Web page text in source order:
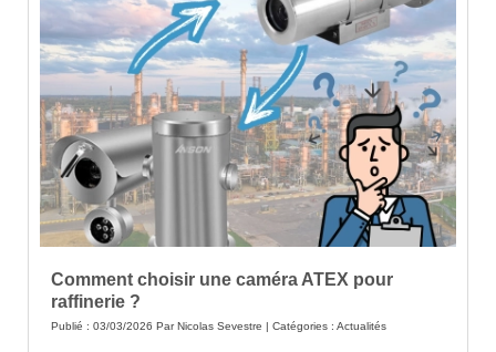
Comment choisir une caméra ATEX pour
raffinerie ?
Publié : 03/03/2026 ParNicolas Sevestre | Catégories : Actualités